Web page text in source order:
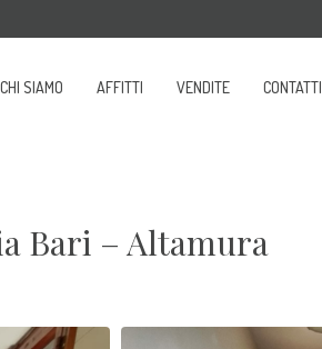
CHI SIAMO AFFITTI VENDITE CONTATTI
Bari – Altamura